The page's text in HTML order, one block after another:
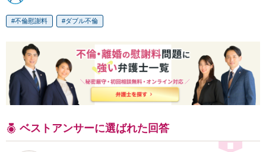
不倫慰謝料 ダブル不倫
ベストアンサーに選ばれた回答